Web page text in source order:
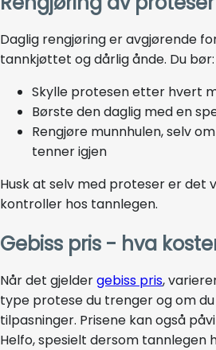
Daglig rengjøring er avgjørende
tannkjøttet og dårlig ånde. Du bør:
Skylle protesen etter hvert
Børste den daglig med en
Rengjøre munnhulen, selv
tenner igjen
Husk at selv med proteser er det
kontroller hos tannlegen.
Gebiss pris - hva
Når det gjeldergebiss pris,
type protese du trenger og om
tilpasninger. Prisene kan også
Helfo, spesielt dersom tannlegen